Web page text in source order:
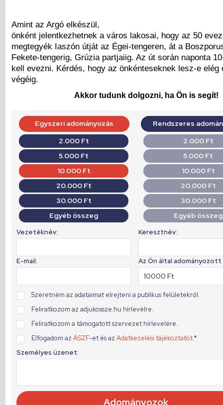
Amint az Argó elkészül,
önként jelentkezhetnek a város lakosai, hogy az 50
megtegyék Iaszón útját az Égei-tengeren, át a
Fekete-tengerig, Grúzia partjaiig. Az út során naponta
kell evezni. Kérdés, hogy az önkénteseknek lesz-e elég
végéig.
Akkor tudunk dolgozni, ha Ön is segít!